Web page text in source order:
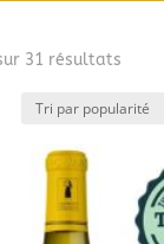
31 résultatsTrié